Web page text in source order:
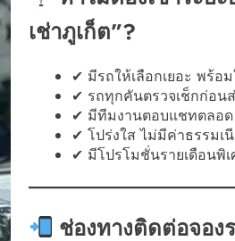
เช่าภูเก็ต”?
✔ มีรถให้เลือกเยอะ พร้อ
✔ รถทุกคันตรวจเช็กก่อน
✔ มีทีมงานตอบแชทตลอด
✔ โปร่งใส ไม่มีค่าธรรมเ
✔ มีโปรโมชั่นรายเดือนพิ
ช่องทางติดต่อจอง